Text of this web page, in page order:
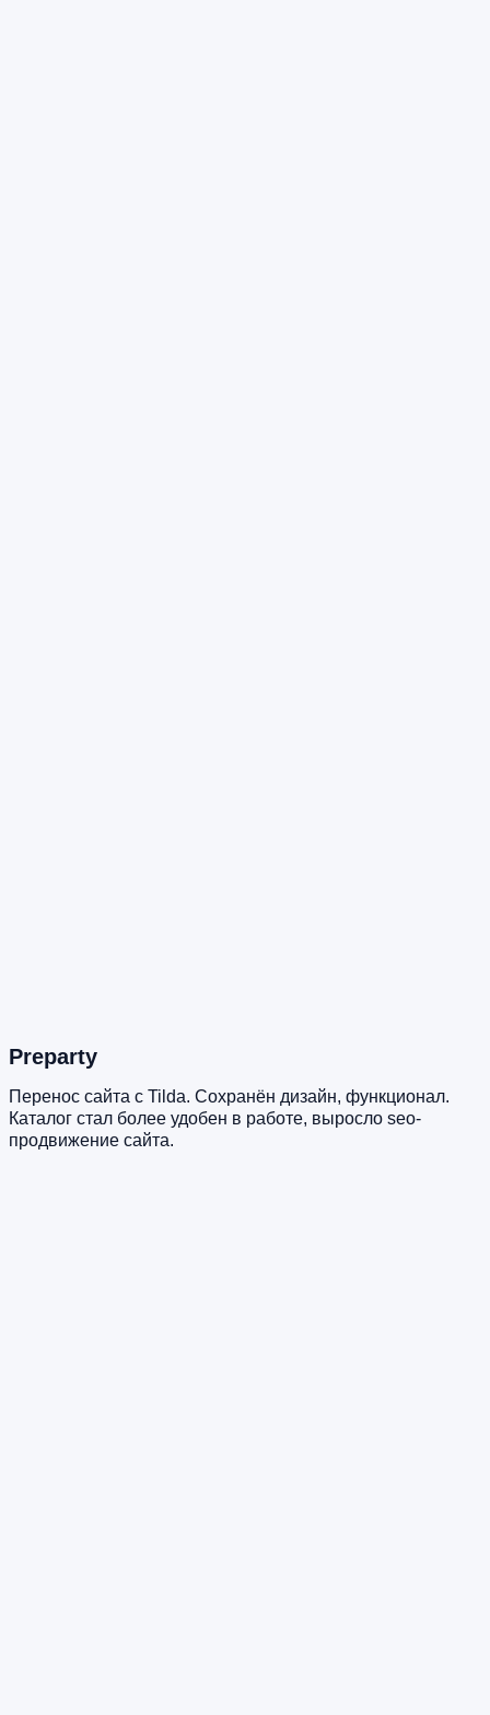
Preparty
Перенос сайта с Tilda. Сохранён дизайн, функционал.
Каталог стал более удобен в работе, выросло seo-
продвижение сайта.